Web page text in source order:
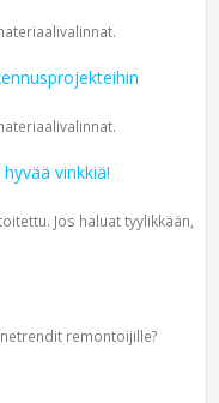
vinkkiä!
Jos haluat tyylikkään,
remontoijille?